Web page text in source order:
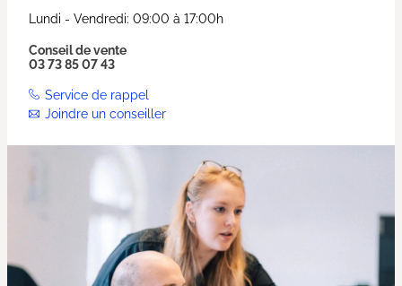
Lundi - Vendredi: 09:00 à 17:00h
Conseil de vente
03 73 85 07 43
Service de rappel
Joindre un conseiller